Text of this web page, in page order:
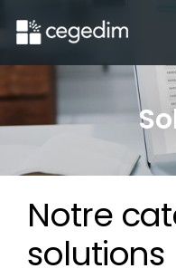
Notre
solutions